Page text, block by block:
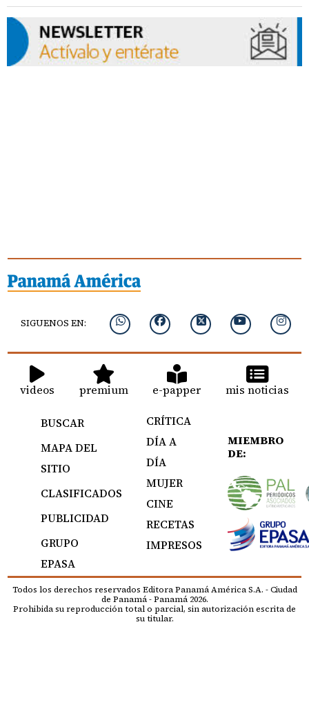
SIGUENOS EN:
videos premium e-papper mis noticias
BUSCAR
MAPA DEL
SITIO
CLASIFICADOS
PUBLICIDAD
GRUPO
EPASA
CRÍTICA
DÍA A
DÍA
MUJER
CINE
RECETAS
IMPRESOS
MIEMBRO
DE:
Todos los derechos reservados Editora Panamá América S.A. - Ciudad
de Panamá - Panamá 2026.
Prohibida su reproducción total o parcial, sin autorización escrita de
su titular.